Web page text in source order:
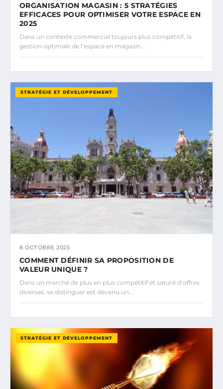
ORGANISATION MAGASIN : 5 STRATÉGIES
EFFICACES POUR OPTIMISER VOTRE ESPACE EN
2025
Dans un contexte commercial toujours plus compétitif, la
gestion optimale de l’espace en magasin…
STRATÉGIE ET DÉVELOPPEMENT
8 OCTOBRE 2025
COMMENT DÉFINIR SA PROPOSITION DE
VALEUR UNIQUE ?
Dans un marché de plus en plus compétitif et saturé d’offres
diverses, se distinguer est devenu un…
STRATÉGIE ET DÉVELOPPEMENT